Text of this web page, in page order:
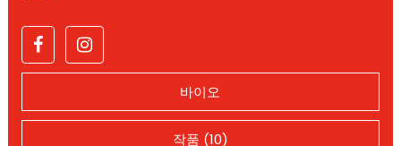
바이오
작품 (10)